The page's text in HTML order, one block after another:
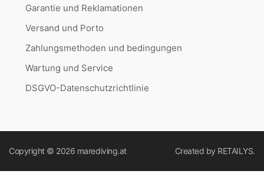
Garantie und Reklamationen
Versand und Porto
Zahlungsmethoden und bedingungen
Wartung und Service
DSGVO-Datenschutzrichtlinie
Copyright © 2026 marediving.at Created by RETAILYS.